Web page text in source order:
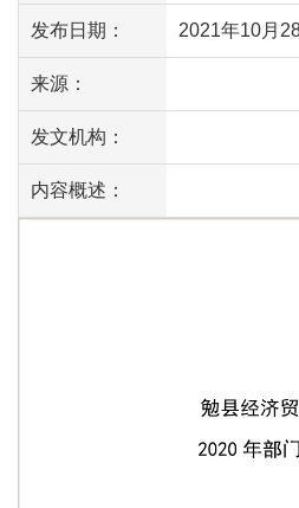
发布日期： 2021年10月
来源：
发文机构：
内容概述：